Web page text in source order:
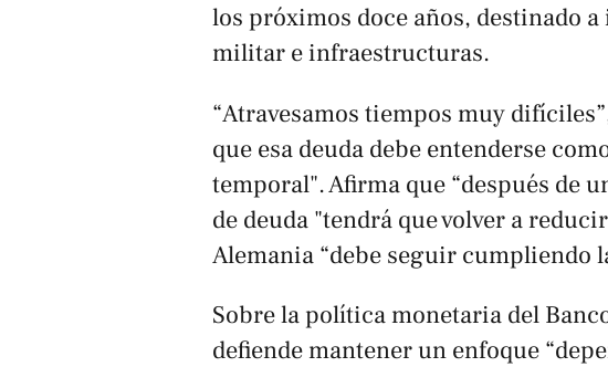
los próximos doce años, destinado
militar e infraestructuras.
“Atravesamos tiempos muy
que esa deuda debe entenderse
temporal". Afirma que “después de
de deuda "tendrá que volver a
Alemania “debe seguir cumpliendo
Sobre la política monetaria del
defiende mantener un enfoque